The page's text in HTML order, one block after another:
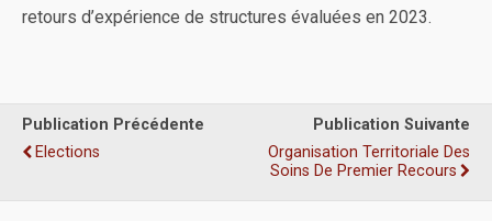
retours d’expérience de structures évaluées en 2023.
Publication Précédente
Elections
Publication Suivante
Organisation Territoriale Des
Soins De Premier Recours